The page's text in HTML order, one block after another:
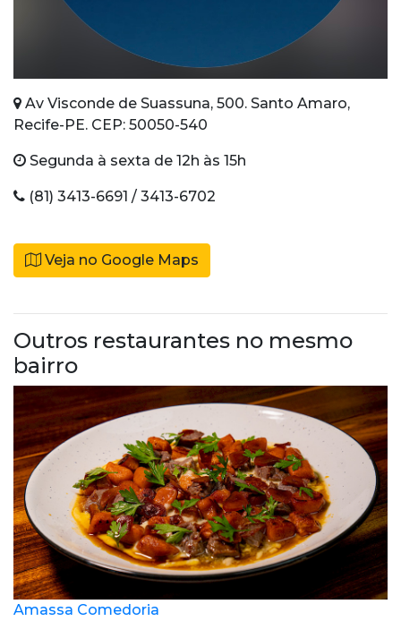
Av Visconde de Suassuna, 500. Santo Amaro,
Recife-PE. CEP: 50050-540
Segunda à sexta de 12h às 15h
(81) 3413-6691 / 3413-6702
Veja no Google Maps
Outros restaurantes no mesmo
bairro
Amassa Comedoria